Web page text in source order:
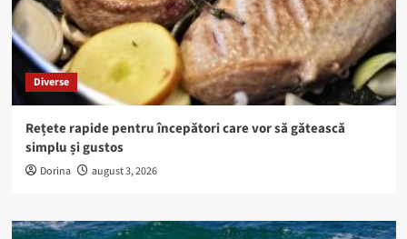
Diverse
Rețete rapide pentru începători care vor să gătească
simplu și gustos
Dorina august 3, 2026